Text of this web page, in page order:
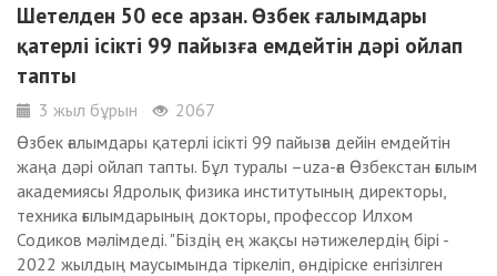
Шетелден 50 есе арзан. Өзбек ғалымдары
қатерлі ісікті 99 пайызға емдейтін дәрі ойлап
тапты
3 жыл бұрын
2067
Өзбек ғалымдары қатерлі ісікті 99 пайызға дейін емдейтін
жаңа дәрі ойлап тапты. Бұл туралы –uza-ға Өзбекстан ғылым
академиясы Ядролық физика институтының директоры,
техника ғылымдарының докторы, профессор Илхом
Содиков мәлімдеді. "Біздің ең жақсы нәтижелердің бірі -
2022 жылдың маусымында тіркеліп, өндіріске енгізілген